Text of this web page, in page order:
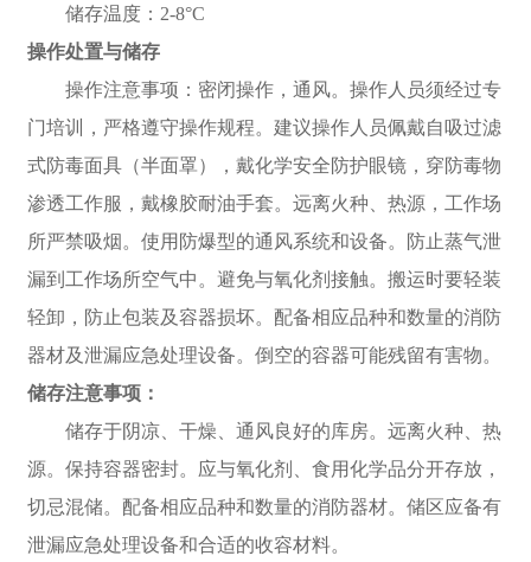
储存温度：2-8°C
操作处置与储存
操作注意事项：密闭操作，通风。操作人员须经过专
门培训，严格遵守操作规程。建议操作人员佩戴自吸过滤
式防毒面具（半面罩），戴化学安全防护眼镜，穿防毒物
渗透工作服，戴橡胶耐油手套。远离火种、热源，工作场
所严禁吸烟。使用防爆型的通风系统和设备。防止蒸气泄
漏到工作场所空气中。避免与氧化剂接触。搬运时要轻装
轻卸，防止包装及容器损坏。配备相应品种和数量的消防
器材及泄漏应急处理设备。倒空的容器可能残留有害物。
储存注意事项：
储存于阴凉、干燥、通风良好的库房。远离火种、热
源。保持容器密封。应与氧化剂、食用化学品分开存放，
切忌混储。配备相应品种和数量的消防器材。储区应备有
泄漏应急处理设备和合适的收容材料。